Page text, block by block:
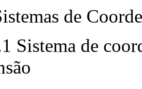
de
Sistema de